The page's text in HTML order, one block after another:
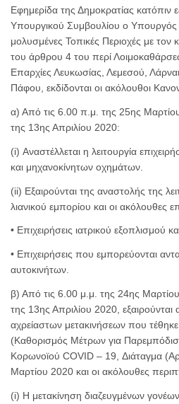
Εφημερίδα της Δημοκρατίας κατόπιν
Υπουργικού Συμβουλίου ο Υπουργός
μολυσμένες Τοπικές Περιοχές με
του άρθρου 4 του περί
Επαρχίες Λευκωσίας, Λεμεσού,
Πάφου, εκδίδονται οι ακόλουθοι
α) Από τις 6.00 π.μ. της 25ης
της 13ης Απριλίου 2020:
(i) Αναστέλλεται η λειτουργία
και μηχανοκίνητων οχημάτων.
(ii) Εξαιρούνται της αναστολής της
λιανικού εμπορίου και οι ακόλουθες
• Επιχειρήσεις ιατρικού εξοπλισμού
• Επιχειρήσεις που εμπορεύονται
αυτοκινήτων.
β) Από τις 6.00 μ.μ. της 24ης
της 13ης Απριλίου 2020,
αχρείαστων μετακινήσεων που
(Καθορισμός Μέτρων για
Κορωνοϊού COVID – 19, Διάταγμα
Μαρτίου 2020 και οι ακόλουθες
(i) Η μετακίνηση διαζευγμένων